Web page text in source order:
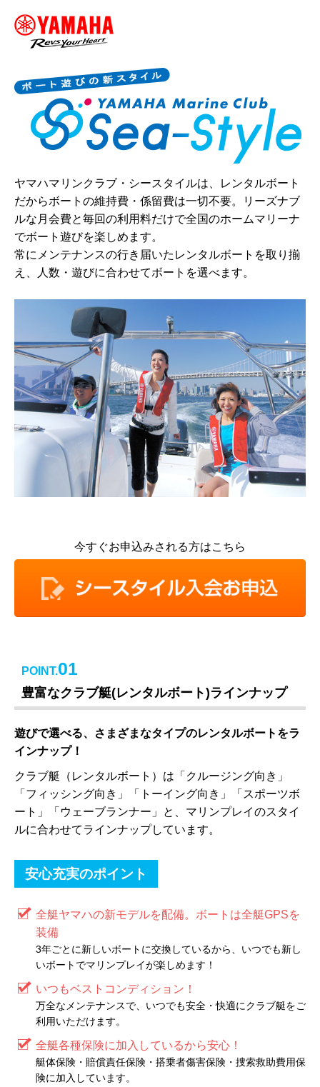
ヤマハマリンクラブ・シースタイルは、レンタルボート
だからボートの維持費・係留費は一切不要。リーズナブ
ルな月会費と毎回の利用料だけで全国のホームマリーナ
でボート遊びを楽しめます。
常にメンテナンスの行き届いたレンタルボートを取り揃
え、人数・遊びに合わせてボートを選べます。
今すぐお申込みされる方はこちら
POINT.01
豊富なクラブ艇(レンタルボート)ラインナップ
遊びで選べる、さまざまなタイプのレンタルボートをラ
インナップ！
クラブ艇（レンタルボート）は「クルージング向き」
「フィッシング向き」「トーイング向き」「スポーツボ
ート」「ウェーブランナー」と、マリンプレイのスタイ
ルに合わせてラインナップしています。
安心充実のポイント
全艇ヤマハの新モデルを配備。ボートは全艇GPSを
装備
3年ごとに新しいボートに交換しているから、いつでも新し
いボートでマリンプレイが楽しめます！
いつもベストコンディション！
万全なメンテナンスで、いつでも安全・快適にクラブ艇をご
利用いただけます。
全艇各種保険に加入しているから安心！
艇体保険・賠償責任保険・搭乗者傷害保険・捜索救助費用保
険に加入しています。